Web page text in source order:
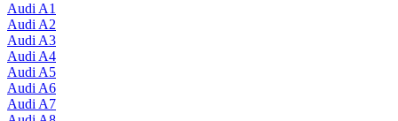
Audi A1
Audi A2
Audi A3
Audi A4
Audi A5
Audi A6
Audi A7